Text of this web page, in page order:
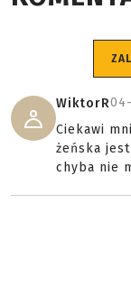
WiktorR
Ciekawi
żeńska
chyba nie